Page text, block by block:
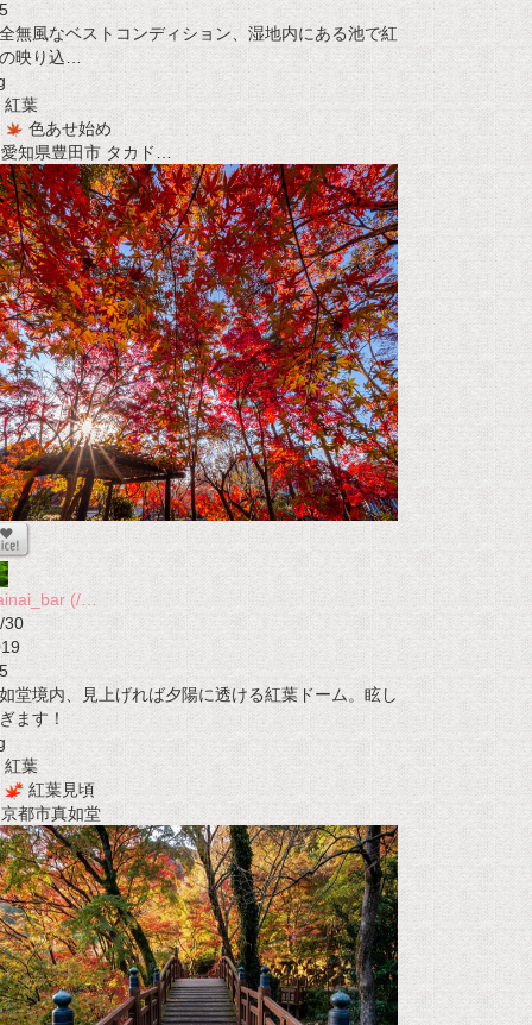
5
無風なベストコンディション、湿地内にある池で紅
映り込…
紅葉
色あせ始め
知県豊田市 タカド…
(/…
30
5
堂境内、見上げれば夕陽に透ける紅葉ドーム。眩し
ます！
紅葉
紅葉見頃
都市真如堂